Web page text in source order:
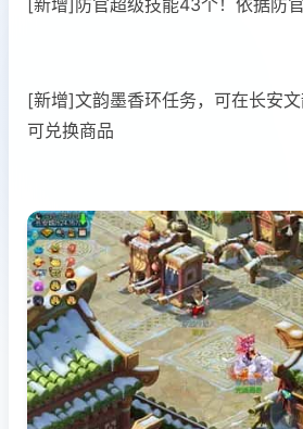
[新增]防官超级技能43个！依据防
[新增]文韵墨香环任务，可在长安
可兑换商品